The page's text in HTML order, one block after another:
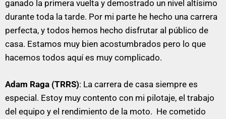
ganado la primera vuelta y demostrado un nivel altísimo
durante toda la tarde. Por mi parte he hecho una carrera
perfecta, y todos hemos hecho disfrutar al público de
casa. Estamos muy bien acostumbrados pero lo que
hacemos todos aquí es muy complicado.
Adam Raga (TRRS): La carrera de casa siempre es
especial. Estoy muy contento con mi pilotaje, el trabajo
del equipo y el rendimiento de la moto. He cometido